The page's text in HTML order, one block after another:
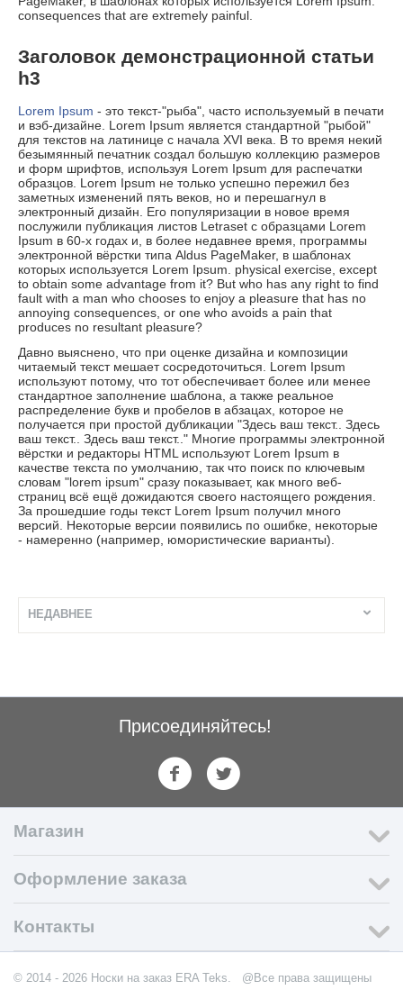
consequences that are extremely painful.
Заголовок демонстрационной статьи
h3
Lorem Ipsum - это текст-"рыба", часто используемый в печати
и вэб-дизайне. Lorem Ipsum является стандартной "рыбой"
для текстов на латинице с начала XVI века. В то время некий
безымянный печатник создал большую коллекцию размеров
и форм шрифтов, используя Lorem Ipsum для распечатки
образцов. Lorem Ipsum не только успешно пережил без
заметных изменений пять веков, но и перешагнул в
электронный дизайн. Его популяризации в новое время
послужили публикация листов Letraset с образцами Lorem
Ipsum в 60-х годах и, в более недавнее время, программы
электронной вёрстки типа Aldus PageMaker, в шаблонах
которых используется Lorem Ipsum. physical exercise, except
to obtain some advantage from it? But who has any right to find
fault with a man who chooses to enjoy a pleasure that has no
annoying consequences, or one who avoids a pain that
produces no resultant pleasure?
Давно выяснено, что при оценке дизайна и композиции
читаемый текст мешает сосредоточиться. Lorem Ipsum
используют потому, что тот обеспечивает более или менее
стандартное заполнение шаблона, а также реальное
распределение букв и пробелов в абзацах, которое не
получается при простой дубликации "Здесь ваш текст.. Здесь
ваш текст.. Здесь ваш текст.." Многие программы электронной
вёрстки и редакторы HTML используют Lorem Ipsum в
качестве текста по умолчанию, так что поиск по ключевым
словам "lorem ipsum" сразу показывает, как много веб-
страниц всё ещё дожидаются своего настоящего рождения.
За прошедшие годы текст Lorem Ipsum получил много
версий. Некоторые версии появились по ошибке, некоторые
- намеренно (например, юмористические варианты).
НЕДАВНЕЕ
Присоединяйтесь!
Магазин
Оформление заказа
Контакты
© 2014 - 2026 Носки на заказ ERA Teks. @Все права защищены